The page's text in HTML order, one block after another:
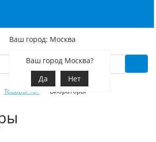
Ваш город: Москва
Ваш город Москва?
Да
Нет
Товары 18+ Вибраторы